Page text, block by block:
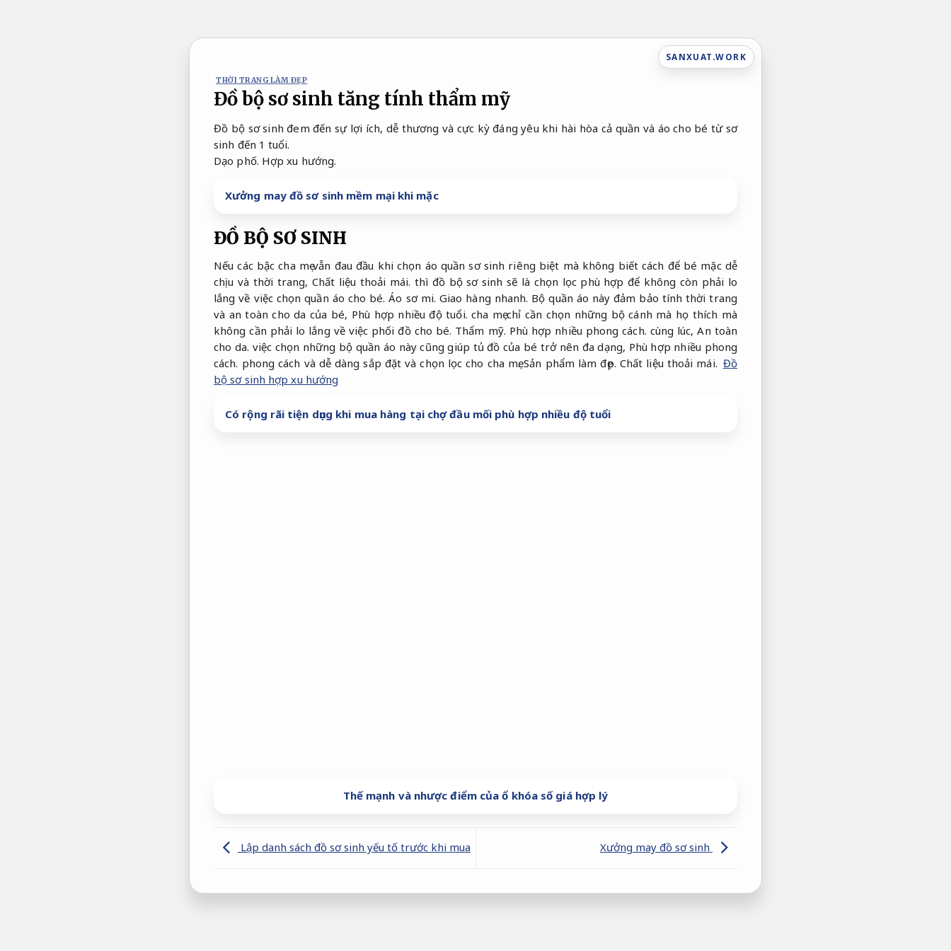
SANXUAT.WORK
THỜI TRANG LÀM ĐẸP
Đồ bộ sơ sinh tăng tính thẩm mỹ
Đồ bộ sơ sinh đem đến sự lợi ích, dễ thương và cực kỳ đáng yêu khi hài hòa cả quần và áo cho bé từ sơ
sinh đến 1 tuổi.
Dạo phố. Hợp xu hướng.
Xưởng may đồ sơ sinh mềm mại khi mặc
ĐỒ BỘ SƠ SINH
Nếu các bậc cha mẹ vẫn đau đầu khi chọn áo quần sơ sinh riêng biệt mà không biết cách để bé mặc dễ
chịu và thời trang, Chất liệu thoải mái. thì đồ bộ sơ sinh sẽ là chọn lọc phù hợp để không còn phải lo
lắng về việc chọn quần áo cho bé.Áo sơ mi. Giao hàng nhanh. Bộ quần áo này đảm bảo tính thời trang
và an toàn cho da của bé, Phù hợp nhiều độ tuổi. cha mẹ chỉ cần chọn những bộ cánh mà họ thích mà
không cần phải lo lắng về việc phối đồ cho bé. Thẩm mỹ. Phù hợp nhiều phong cách. cùng lúc,An toàn
cho da. việc chọn những bộ quần áo này cũng giúp tủ đồ của bé trở nên đa dạng, Phù hợp nhiều phong
cách. phong cách và dễ dàng sắp đặt và chọn lọc cho cha mẹ.Sản phẩm làm đẹp. Chất liệu thoải mái. Đồ
bộ sơ sinh hợp xu hướng
Có rộng rãi tiện dụng khi mua hàng tại chợ đầu mối phù hợp nhiều độ tuổi
Thế mạnh và nhược điểm của ổ khóa số giá hợp lý
Lập danh sách đồ sơ sinh yếu tố trước khi mua Xưởng may đồ sơ sinh